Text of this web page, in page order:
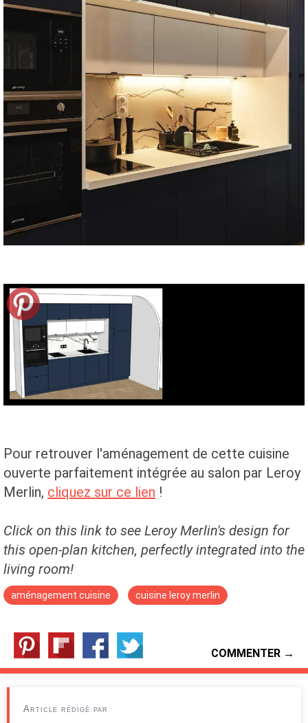
Pour retrouver l'aménagement de cette cuisine
ouverte parfaitement intégrée au salon par Leroy
Merlin, cliquez sur ce lien !
Click on this link to see Leroy Merlin's design for
this open-plan kitchen, perfectly integrated into the
living room!
aménagement cuisine cuisine leroy merlin
COMMENTER →
Article rédigé par